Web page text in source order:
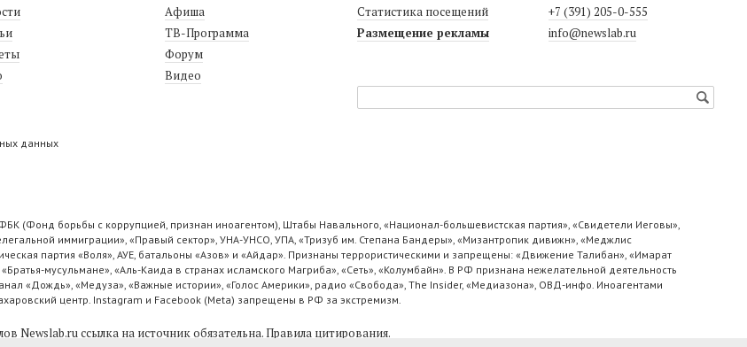
Афиша
ТВ-Программа
Форум
Видео
Статистика посещений
Размещение рекламы
+7 (391) 205-0-555
info@newslab.ru
данных
(Фонд борьбы с коррупцией, признан иноагентом), Штабы Навального, «Национал-большевистская партия», «Свидетели Иеговы»,
иммиграции», «Правый сектор», УНА-УНСО, УПА, «Тризуб им. Степана Бандеры», «Мизантропик дивижн», «Меджлис
партия «Воля», АУЕ, батальоны «Азов» и «Айдар». Признаны террористическими и запрещены: «Движение Талибан», «Имарат
мусульмане», «Аль-Каида в странах исламского Магриба», «Сеть», «Колумбайн». В РФ признана нежелательной деятельность
«Дождь», «Медуза», «Важные истории», «Голос Америки», радио «Свобода», The Insider, «Медиазона», ОВД-инфо. Иноагентами
центр. Instagram и Facebook (Metа) запрещены в РФ за экстремизм.
Newslab.ru ссылка на источник обязательна.Правила цитирования.